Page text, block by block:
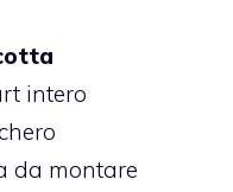
intero
da montare